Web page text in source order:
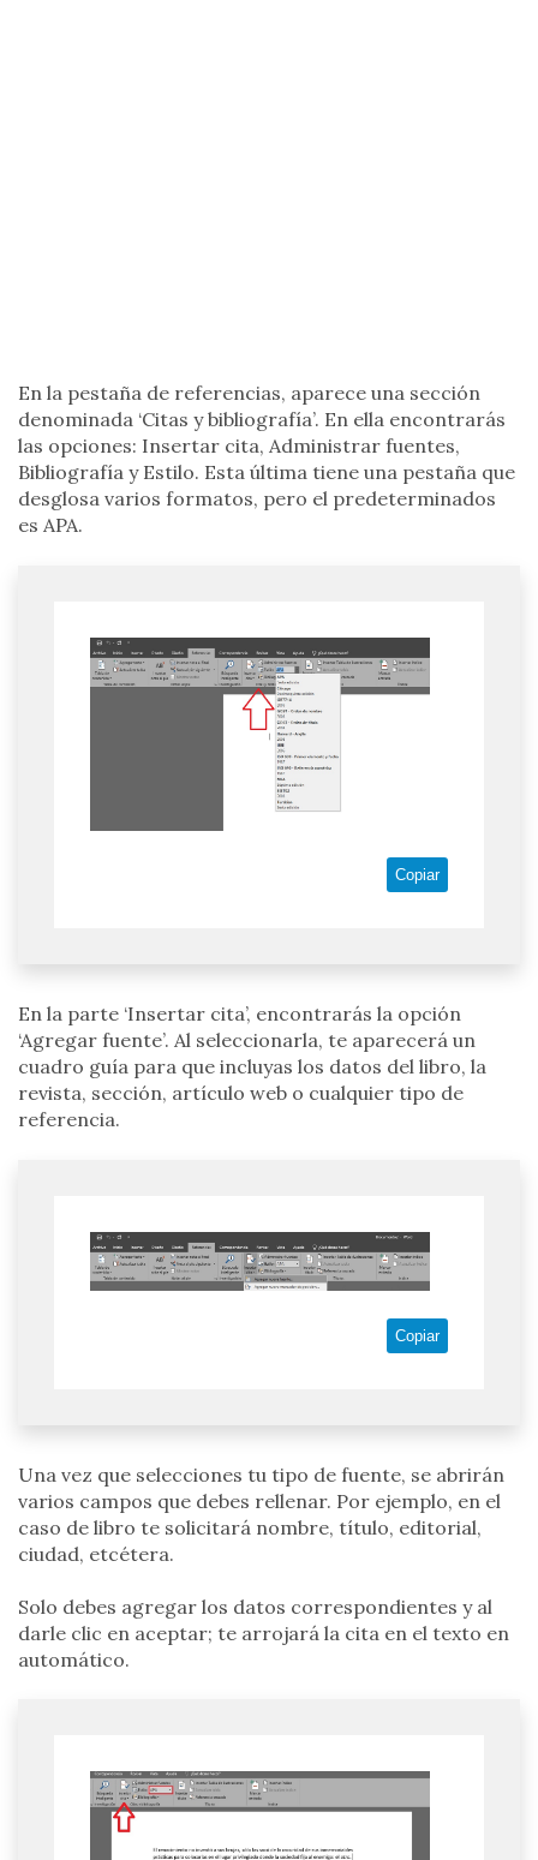
En la pestaña de referencias, aparece una sección
denominada ‘Citas y bibliografía’. En ella encontrarás
las opciones: Insertar cita, Administrar fuentes,
Bibliografía y Estilo. Esta última tiene una pestaña que
desglosa varios formatos, pero el predeterminados
es APA.
Copiar
En la parte ‘Insertar cita’, encontrarás la opción
‘Agregar fuente’. Al seleccionarla, te aparecerá un
cuadro guía para que incluyas los datos del libro, la
revista, sección, artículo web o cualquier tipo de
referencia.
Copiar
Una vez que selecciones tu tipo de fuente, se abrirán
varios campos que debes rellenar. Por ejemplo, en el
caso de libro te solicitará nombre, título, editorial,
ciudad, etcétera.
Solo debes agregar los datos correspondientes y al
darle clic en aceptar; te arrojará la cita en el texto en
automático.